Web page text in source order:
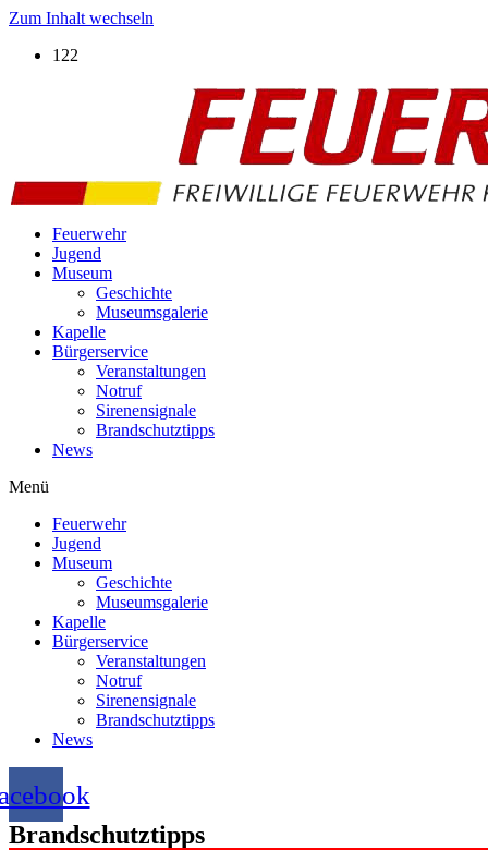
Zum Inhalt wechseln
122
Feuerwehr
Jugend
Museum
Geschichte
Museumsgalerie
Kapelle
Bürgerservice
Veranstaltungen
Notruf
Sirenensignale
Brandschutztipps
News
Menü
Feuerwehr
Jugend
Museum
Geschichte
Museumsgalerie
Kapelle
Bürgerservice
Veranstaltungen
Notruf
Sirenensignale
Brandschutztipps
News
Brandschutztipps